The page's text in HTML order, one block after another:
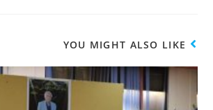
YOU MIGHT ALSO LIKE